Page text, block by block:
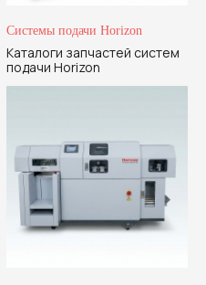
Системы подачи Horizon
Каталоги запчастей систем
подачи Horizon